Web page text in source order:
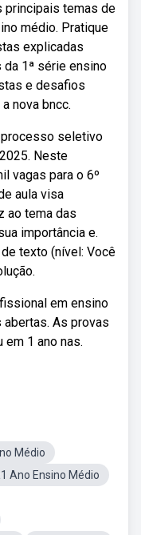
principais temas de
médio. Pratique
explicadas
1ª série ensino
e desafios
nova bncc.
seletivo
Neste
vagas para o 6º
aula visa
ao tema das
importância e.
texto (nível: Você
em ensino
As provas
em 1 ano nas.
Médio
Ano Ensino Médio